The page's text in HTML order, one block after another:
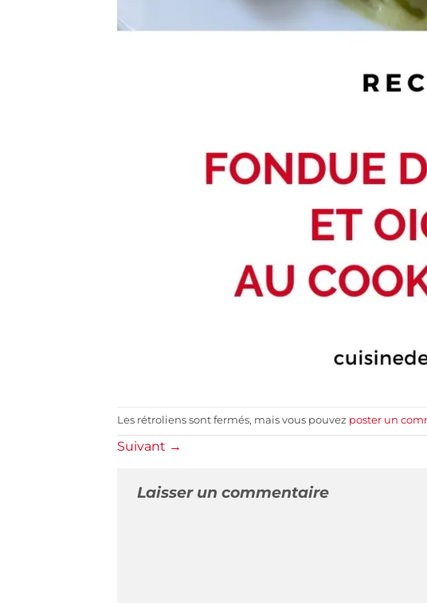
Les rétroliens sont fermés, mais vous pouvez poster un
Suivant →
Laisser un commentaire